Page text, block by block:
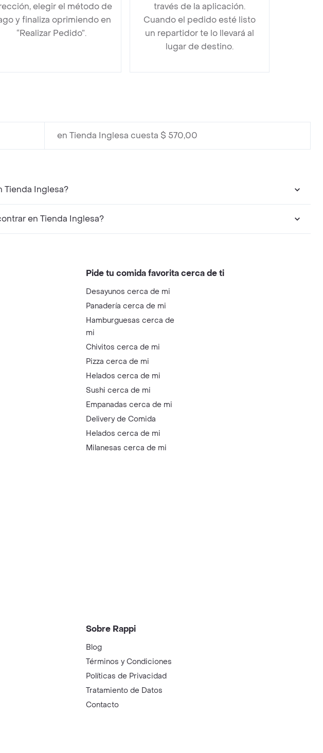
elegir el método de
y finaliza oprimiendo en
“Realizar Pedido”.
través de la aplicación.
Cuando el pedido esté listo
un repartidor te lo llevará al
lugar de destino.
en Tienda Inglesa cuesta $ 570,00
Tienda Inglesa?
en Tienda Inglesa?
Pide tu comida favorita cerca de ti
Desayunos cerca de mi
Panadería cerca de mi
Hamburguesas cerca de
mi
Chivitos cerca de mi
Pizza cerca de mi
Helados cerca de mi
Sushi cerca de mi
Empanadas cerca de mi
Delivery de Comida
Helados cerca de mi
Milanesas cerca de mi
Sobre Rappi
Blog
Términos y Condiciones
Políticas de Privacidad
Tratamiento de Datos
Contacto